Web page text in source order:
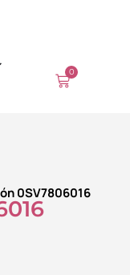
0
Carrito
0SV7806016